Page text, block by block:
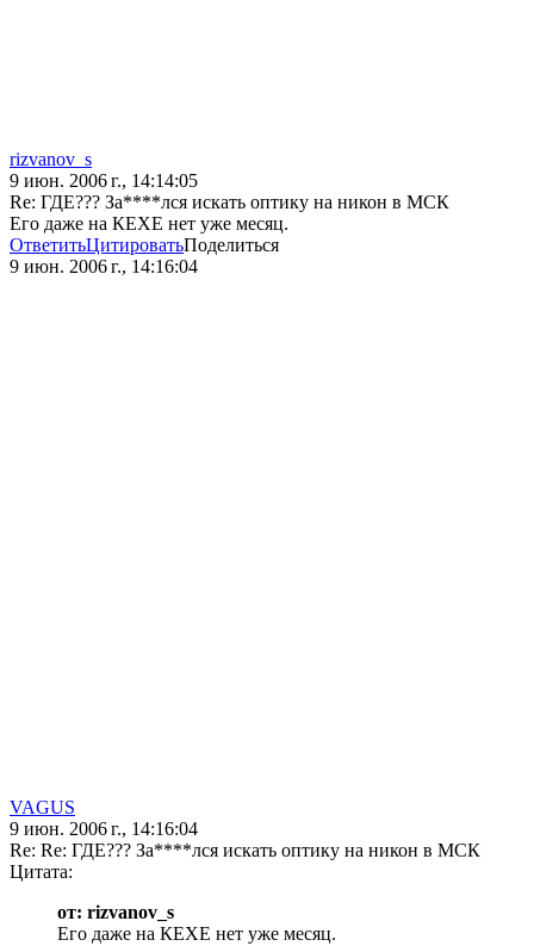
rizvanov_s
9 июн. 2006 г., 14:14:05
Re: ГДЕ??? За****лся искать оптику на никон в МСК
Его даже на КЕХЕ нет уже месяц.
ОтветитьЦитироватьПоделиться
9 июн. 2006 г., 14:16:04
VAGUS
9 июн. 2006 г., 14:16:04
Re: Re: ГДЕ??? За****лся искать оптику на никон в МСК
Цитата:
от: rizvanov_s
Его даже на КЕХЕ нет уже месяц.